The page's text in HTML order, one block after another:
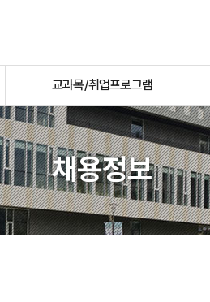
교과목/취업프로그램
채용정보